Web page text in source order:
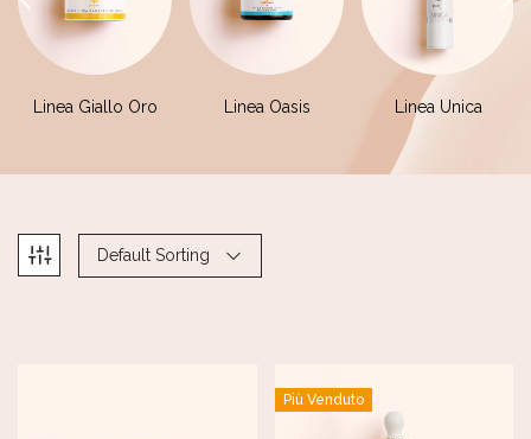
Linea Giallo Oro Linea Oasis Linea Unica
Default Sorting
Più Venduto